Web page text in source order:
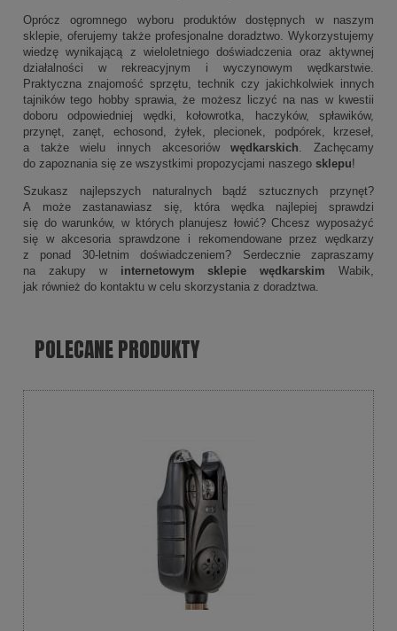
Oprócz ogromnego wyboru produktów dostępnych w naszym
sklepie, oferujemy także profesjonalne doradztwo. Wykorzystujemy
wiedzę wynikającą z wieloletniego doświadczenia oraz aktywnej
działalności w rekreacyjnym i wyczynowym wędkarstwie.
Praktyczna znajomość sprzętu, technik czy jakichkolwiek innych
tajników tego hobby sprawia, że możesz liczyć na nas w kwestii
doboru odpowiedniej wędki, kołowrotka, haczyków, spławików,
przynęt, zanęt, echosond, żyłek, plecionek, podpórek, krzeseł,
a także wielu innych akcesoriówwędkarskich . Zachęcamy
do zapoznania się ze wszystkimi propozycjami naszego sklepu!
Szukasz najlepszych naturalnych bądź sztucznych przynęt?
A może zastanawiasz się, która wędka najlepiej sprawdzi
się do warunków, w których planujesz łowić? Chcesz wyposażyć
się w akcesoria sprawdzone i rekomendowane przez wędkarzy
z ponad 30-letnim doświadczeniem? Serdecznie zapraszamy
na zakupy w internetowym sklepie wędkarskim Wabik,
jak również do kontaktu w celu skorzystania z doradztwa.
POLECANE PRODUKTY